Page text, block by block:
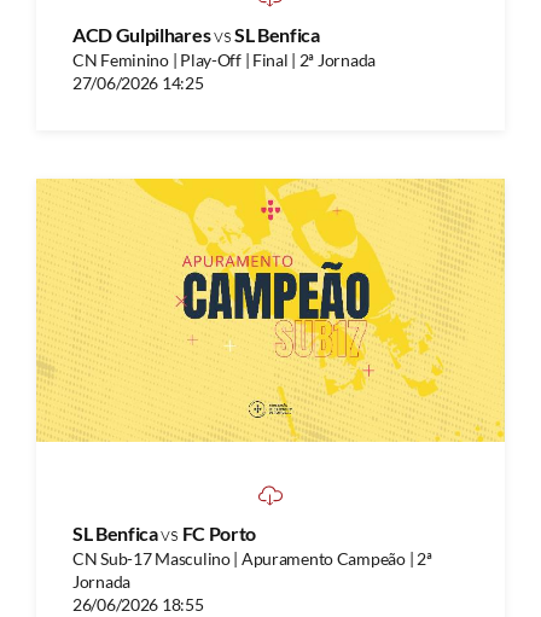
ACD GulpilharesvsSL Benfica
CN Feminino | Play-Off | Final | 2ª Jornada
27/06/2026 14:25
SL Benficavs FC Porto
CN Sub-17 Masculino | Apuramento Campeão | 2ª
Jornada
26/06/2026 18:55